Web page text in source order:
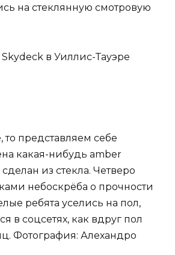
на стеклянную смотровую
в Уиллис-Тауэре
представляем себе
какая-нибудь amber
из стекла. Четверо
небоскрёба о прочности
ребята уселись на пол,
в соцсетях, как вдруг пол
Фотография: Алехандро